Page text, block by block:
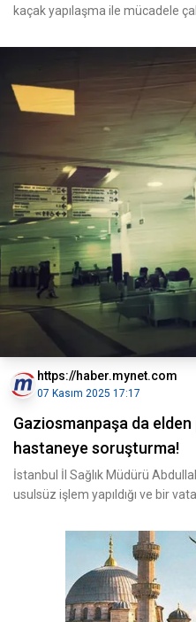
kaçak yapılaşma ile mücadele
https://haber.mynet.com
07 Kasım 2025 17:17
Gaziosmanpaşa da
hastaneye soruşturma!
İstanbul İl Sağlık Müdürü
usulsüz işlem yapıldığı ve bir